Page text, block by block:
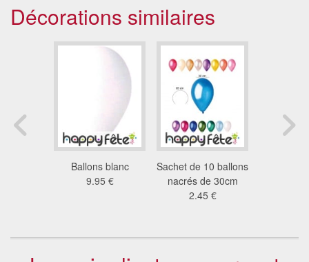
Décorations similaires
Ballons blanc
9.95 €
Sachet de 10 ballons
nacrés de 30cm
2.45 €